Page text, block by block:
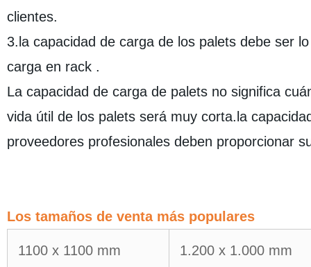
clientes.
3.la capacidad de carga de los palets debe ser
carga en rack .
La capacidad de carga de palets no significa
vida útil de los palets será muy corta.la
proveedores profesionales deben proporcionar
Los tamaños de venta más populares
1100 x 1100 mm 1.200 x 1.000 mm